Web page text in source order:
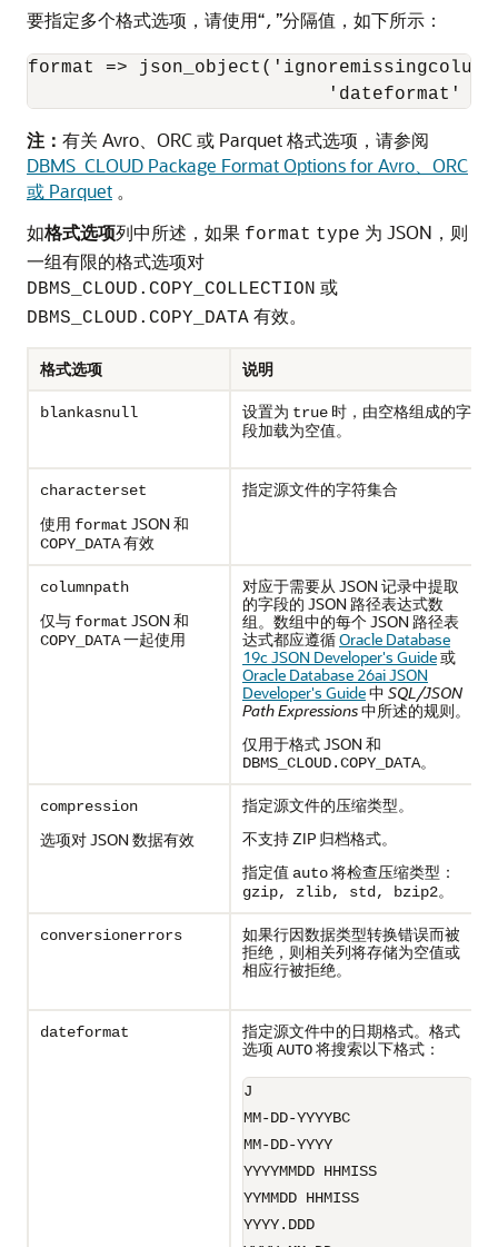
要指定多个格式选项，请使用“, ”分隔值，如下所示：
format =>
'dateformat'
注： 有关 Avro、ORC 或 Parquet 格式选项，请参阅
DBMS_CLOUD Package Format Options for Avro、ORC
或 Parquet 。
如格式选项列中所述，如果 format type 为 JSON，则
一组有限的格式选项对
DBMS_CLOUD.COPY_COLLECTION 或
DBMS_CLOUD.COPY_DATA 有效。
格式选项 说明
blankasnull 设置为 true 时，由空格组成的字
段加载为空值。
characterset
使用 format JSON 和
COPY_DATA有效
指定源文件的字符集合
columnpath
仅与 format JSON 和
COPY_DATA一起使用
对应于需要从 JSON 记录中提取
的字段的 JSON 路径表达式数
组。数组中的每个 JSON 路径表
达式都应遵循Oracle Database
19c JSON Developer's Guide或
Oracle Database 26ai JSON
Developer's Guide中 SQL/JSON
Path Expressions中所述的规则。
仅用于格式 JSON 和
DBMS_CLOUD.COPY_DATA。
compression
选项对 JSON 数据有效
指定源文件的压缩类型。
不支持 ZIP 归档格式。
指定值 auto将检查压缩类型：
gzip, zlib, std, bzip2。
conversionerrors
如果行因数据类型转换错误而被
拒绝，则相关列将存储为空值或
相应行被拒绝。
dateformat
指定源文件中的日期格式。格式
选项 AUTO将搜索以下格式：
J
MM-DD-YYYYBC
MM-DD-YYYY
YYYYMMDD HHMISS
YYMMDD HHMISS
YYYY.DDD